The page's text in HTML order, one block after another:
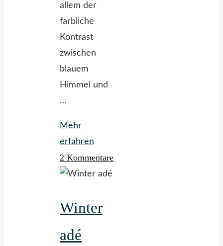
allem der
farbliche
Kontrast
zwischen
blauem
Himmel und
…
Mehr
erfahren
in
Gelb
Blau"
2 Kommentare
Winter
adé